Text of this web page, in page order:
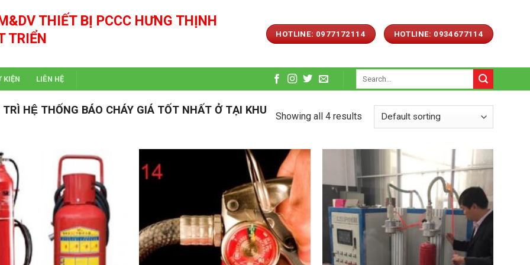
THIẾT BỊ PCCC HƯNG THỊNH
TRIỂN
HOTLINE: 0977172114 HOTLINE: 0934677114
KIỆN LIÊN HỆ
TRÌ HỆ THỐNG BÁO CHÁY GIÁ TỐT NHẤT Ở TẠI KHU
Showing all 4 results